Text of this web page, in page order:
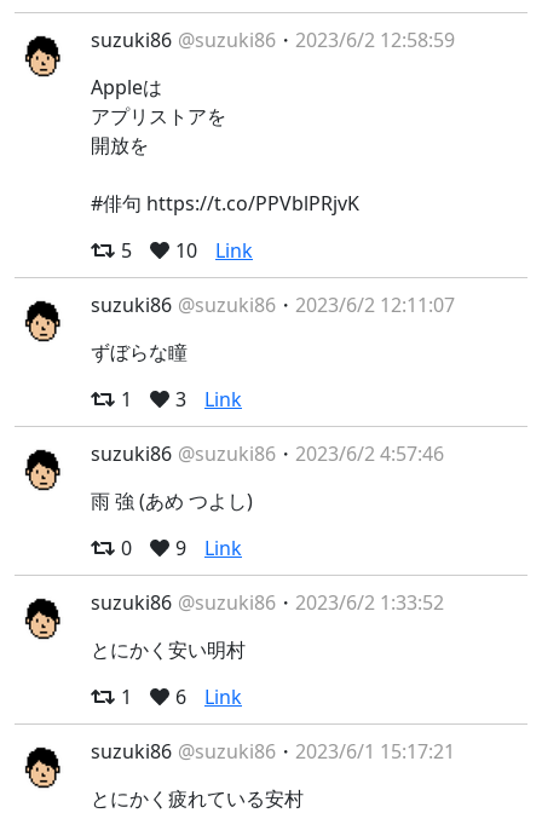
suzuki86 @suzuki86 ・ 2023/6/2 12:58:59
Appleは
アプリストアを
開放を
#俳句 https://t.co/PPVblPRjvK
5
10 Link
suzuki86 @suzuki86 ・ 2023/6/2 12:11:07
ずぼらな瞳
1
3 Link
suzuki86 @suzuki86 ・ 2023/6/2 4:57:46
雨 強 (あめ つよし)
0
9 Link
suzuki86 @suzuki86 ・ 2023/6/2 1:33:52
とにかく安い明村
1
6 Link
suzuki86 @suzuki86 ・ 2023/6/1 15:17:21
とにかく疲れている安村